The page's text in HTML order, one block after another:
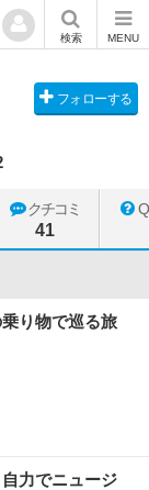
検索 MENU
フォローする
クチコミ
41
り物で巡る旅
力でニュージ